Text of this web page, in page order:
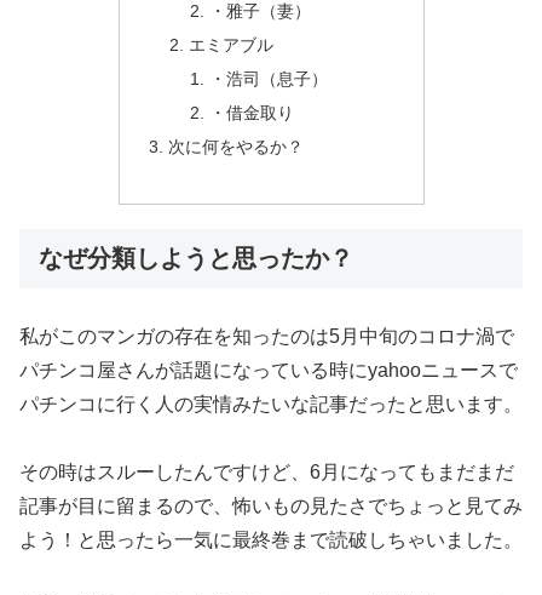
・雅子（妻）
エミアブル
・浩司（息子）
・借金取り
次に何をやるか？
なぜ分類しようと思ったか？
私がこのマンガの存在を知ったのは5月中旬のコロナ渦で
パチンコ屋さんが話題になっている時にyahooニュースで
パチンコに行く人の実情みたいな記事だったと思います。
その時はスルーしたんですけど、6月になってもまだまだ
記事が目に留まるので、怖いもの見たさでちょっと見てみ
よう！と思ったら一気に最終巻まで読破しちゃいました。